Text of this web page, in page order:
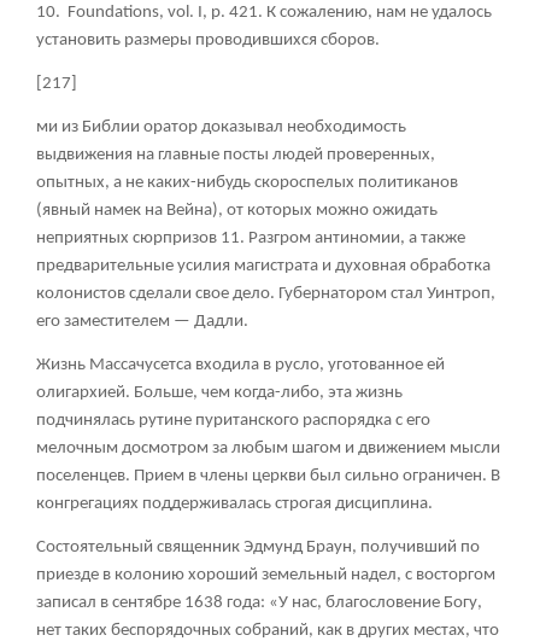
10. Foundations, vol. I, p. 421. К сожалению, нам не удалось
установить размеры проводившихся сборов.
[217]
ми из Библии оратор доказывал необходимость
выдвижения на главные посты людей проверенных,
опытных, а не каких-нибудь скороспелых политиканов
(явный намек на Вейна), от которых можно ожидать
неприятных сюрпризов 11. Разгром антиномии, а также
предварительные усилия магистрата и духовная обработка
колонистов сделали свое дело. Губернатором стал Уинтроп,
его заместителем — Дадли.
Жизнь Массачусетса входила в русло, уготованное ей
олигархией. Больше, чем когда-либо, эта жизнь
подчинялась рутине пуританского распорядка с его
мелочным досмотром за любым шагом и движением мысли
поселенцев. Прием в члены церкви был сильно ограничен. В
конгрегациях поддерживалась строгая дисциплина.
Состоятельный священник Эдмунд Браун, получивший по
приезде в колонию хороший земельный надел, с восторгом
записал в сентябре 1638 года: «У нас, благословение Богу,
нет таких беспорядочных собраний, как в других местах, что